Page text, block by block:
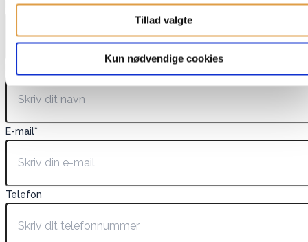
Tillad valgte
Kun nødvendige cookies
EAN
E-mail*
Telefon